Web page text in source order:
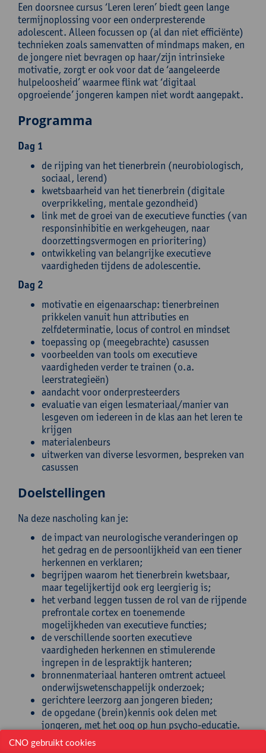
Een doorsnee cursus ‘Leren leren’ biedt geen lange
termijnoplossing voor een onderpresterende
adolescent. Alleen focussen op (al dan niet efficiënte)
technieken zoals samenvatten of mindmaps maken, en
de jongere niet bevragen op haar/zijn intrinsieke
motivatie, zorgt er ook voor dat de ‘aangeleerde
hulpeloosheid’ waarmee flink wat ‘digitaal
opgroeiende’ jongeren kampen niet wordt aangepakt.
Programma
Dag 1
de rijping van het tienerbrein (neurobiologisch,
sociaal, lerend)
kwetsbaarheid van het tienerbrein (digitale
overprikkeling, mentale gezondheid)
link met de groei van de executieve functies (van
responsinhibitie en werkgeheugen, naar
doorzettingsvermogen en prioritering)
ontwikkeling van belangrijke executieve
vaardigheden tijdens de adolescentie.
Dag 2
motivatie en eigenaarschap: tienerbreinen
prikkelen vanuit hun attributies en
zelfdeterminatie, locus of control en mindset
toepassing op (meegebrachte) casussen
voorbeelden van tools om executieve
vaardigheden verder te trainen (o.a.
leerstrategieën)
aandacht voor onderpresteerders
evaluatie van eigen lesmateriaal/manier van
lesgeven om iedereen in de klas aan het leren te
krijgen
materialenbeurs
uitwerken van diverse lesvormen, bespreken van
casussen
Doelstellingen
Na deze nascholing kan je:
de impact van neurologische veranderingen op
het gedrag en de persoonlijkheid van een tiener
herkennen en verklaren;
begrijpen waarom het tienerbrein kwetsbaar,
maar tegelijkertijd ook erg leergierig is;
het verband leggen tussen de rol van de rijpende
prefrontale cortex en toenemende
mogelijkheden van executieve functies;
de verschillende soorten executieve
vaardigheden herkennen en stimulerende
ingrepen in de lespraktijk hanteren;
bronnenmateriaal hanteren omtrent actueel
onderwijswetenschappelijk onderzoek;
gerichtere leerzorg aan jongeren bieden;
de opgedane (brein)kennis ook delen met
jongeren, met het oog op hun psycho-educatie.
Jongeren helpen beseffen wat leren en studeren juist
CNO gebruikt cookies